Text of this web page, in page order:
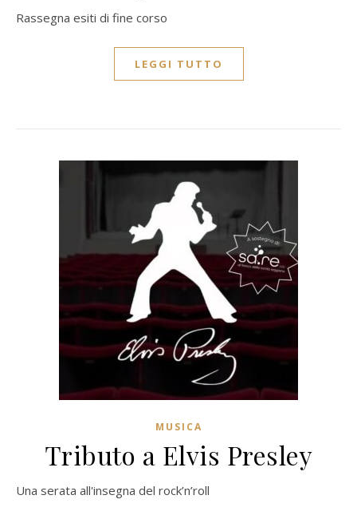
Rassegna esiti di fine corso
LEGGI TUTTO
MUSICA
Tributo a Elvis Presley
Una serata all'insegna del rock’n’roll